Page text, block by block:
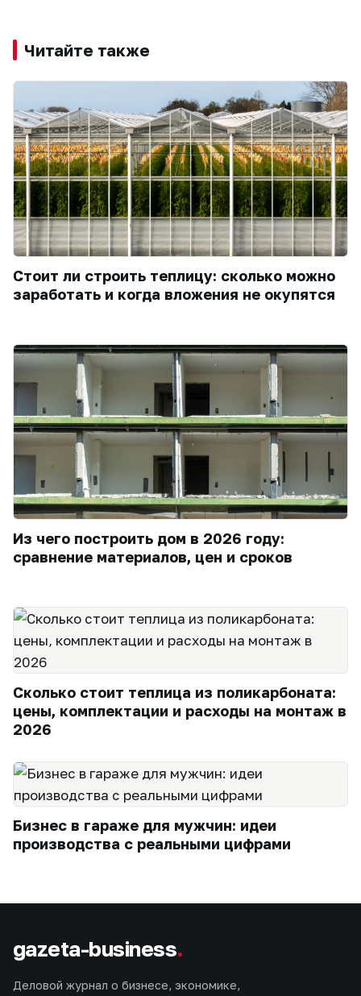
Читайте также
Стоит ли строить теплицу: сколько можно
заработать и когда вложения не окупятся
Из чего построить дом в 2026 году:
сравнение материалов, цен и сроков
Сколько стоит теплица из поликарбоната:
цены, комплектации и расходы на монтаж в
2026
Бизнес в гараже для мужчин: идеи
производства с реальными цифрами
gazeta-business.
Деловой журнал о бизнесе, экономике,